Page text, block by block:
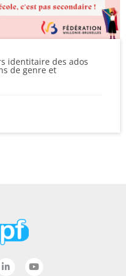
identitaire des ados
de genre et